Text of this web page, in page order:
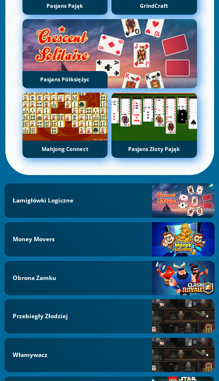
Pasjans Pająk GrindCraft
Pasjans Półksiężyc
Mahjong Connect Pasjans Złoty Pająk
Łamigłówki Logiczne
Money Movers
Obrona Zamku
Przebiegły Złodziej
Włamywacz